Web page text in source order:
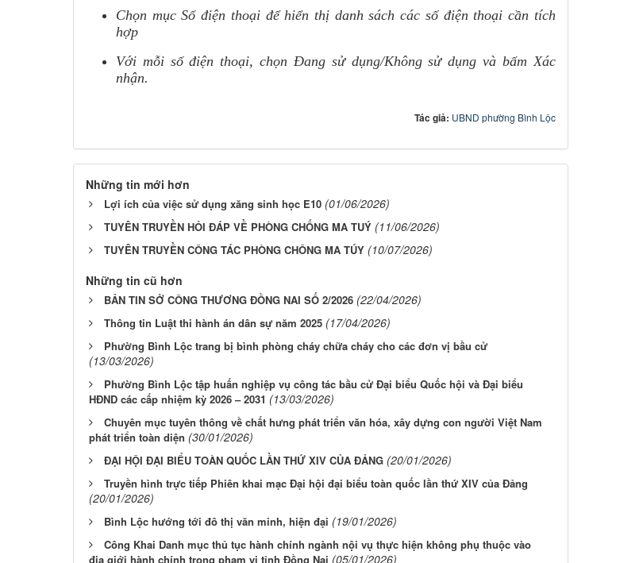
Chọn mục Số điện thoại để hiển thị danh sách các số điện thoại cần tích
hợp
Với mỗi số điện thoại, chọn Đang sử dụng/Không sử dụng và bấm Xác
nhận.
Tác giả: UBND phường Bình Lộc
Những tin mới hơn
Lợi ích của việc sử dụng xăng sinh học E10 (01/06/2026)
TUYÊN TRUYỀN HỎI ĐÁP VỀ PHÒNG CHỐNG MA TUÝ (11/06/2026)
TUYÊN TRUYỀN CÔNG TÁC PHÒNG CHÔNG MA TÚY (10/07/2026)
Những tin cũ hơn
BẢN TIN SỞ CÔNG THƯƠNG ĐỒNG NAI SỐ 2/2026 (22/04/2026)
Thông tin Luật thi hành án dân sự năm 2025 (17/04/2026)
Phường Bình Lộc trang bị bình phòng cháy chữa cháy cho các đơn vị bầu cử
(13/03/2026)
Phường Bình Lộc tập huấn nghiệp vụ công tác bầu cử Đại biểu Quốc hội và Đại biểu
HĐND các cấp nhiệm kỳ 2026 – 2031 (13/03/2026)
Chuyên mục tuyên thông về chất hưng phát triển văn hóa, xây dựng con người Việt Nam
phát triển toàn diện (30/01/2026)
ĐẠI HỘI ĐẠI BIỂU TOÀN QUỐC LẦN THỨ XIV CỦA ĐẢNG (20/01/2026)
Truyền hình trực tiếp Phiên khai mạc Đại hội đại biểu toàn quốc lần thứ XIV của Đảng
(20/01/2026)
Bình Lộc hướng tới đô thị văn minh, hiện đại (19/01/2026)
Công Khai Danh mục thủ tục hành chính ngành nội vụ thực hiện không phụ thuộc vào
địa giới hành chính trong phạm vi tỉnh Đồng Nai (05/01/2026)